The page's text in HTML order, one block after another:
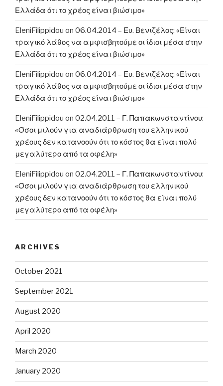
Ελλάδα ότι το χρέος είναι βιώσιμο»
EleniFilippidou on 06.04.2014 – Ευ. Βενιζέλος: «Είναι
τραγικό λάθος να αμφισβητούμε οι ίδιοι μέσα στην
Ελλάδα ότι το χρέος είναι βιώσιμο»
EleniFilippidou on 06.04.2014 – Ευ. Βενιζέλος: «Είναι
τραγικό λάθος να αμφισβητούμε οι ίδιοι μέσα στην
Ελλάδα ότι το χρέος είναι βιώσιμο»
EleniFilippidou on 02.04.2011 – Γ. Παπακωνσταντίνου:
«Όσοι μιλούν για αναδιάρθρωση του ελληνικού
χρέους δεν κατανοούν ότι το κόστος θα είναι πολύ
μεγαλύτερο από τα οφέλη»
EleniFilippidou on 02.04.2011 – Γ. Παπακωνσταντίνου:
«Όσοι μιλούν για αναδιάρθρωση του ελληνικού
χρέους δεν κατανοούν ότι το κόστος θα είναι πολύ
μεγαλύτερο από τα οφέλη»
ARCHIVES
October 2021
September 2021
August 2020
April 2020
March 2020
January 2020